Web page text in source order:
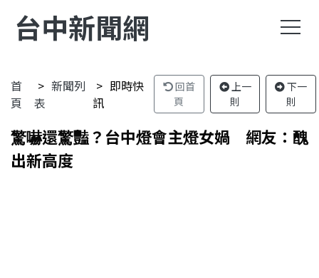
台中新聞網
首
頁
新聞列
表
即時快
訊
回首
頁
上一
則
下一
則
驚嚇還驚豔？台中燈會主燈女媧 網友：醜
出新高度